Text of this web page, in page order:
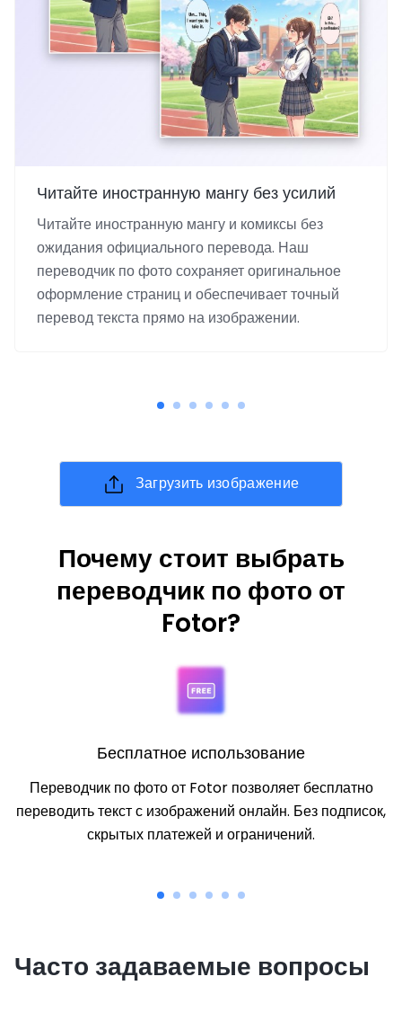
Читайте иностранную мангу без усилий
Читайте иностранную мангу и комиксы без
ожидания официального перевода. Наш
переводчик по фото сохраняет оригинальное
оформление страниц и обеспечивает точный
перевод текста прямо на изображении.
Загрузить изображение
Почему стоит выбрать
переводчик по фото от
Fotor?
Бесплатное использование
Переводчик по фото от Fotor позволяет бесплатно
переводить текст с изображений онлайн. Без подписок,
скрытых платежей и ограничений.
Часто задаваемые вопросы